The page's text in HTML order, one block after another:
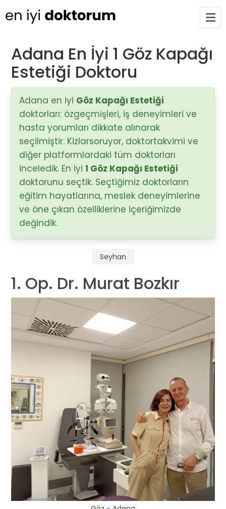
Op. Dr. Ayşecan Enmutlu
Adana / Seyhan
Doç. Dr. Songül Alemdaroğlu
Adana / Seyhan
Tüm Doktorlar
Tüm doktorları göster
Adana En İyi 1 Göz Kapağı
Estetiği Doktoru
Adana en iyi Göz Kapağı Estetiği
doktorları: özgeçmişleri, iş deneyimleri ve
hasta yorumları dikkate alınarak
seçilmiştir. Kizlarsoruyor, doktortakvimi ve
diğer platformlardaki tüm doktorları
inceledik. En iyi1 Göz Kapağı Estetiği
doktorunu seçtik. Seçtiğimiz doktorların
eğitim hayatlarına, meslek deneyimlerine
ve öne çıkan özelliklerine içeriğimizde
değindik.
Seyhan
1. Op. Dr. Murat Bozkır